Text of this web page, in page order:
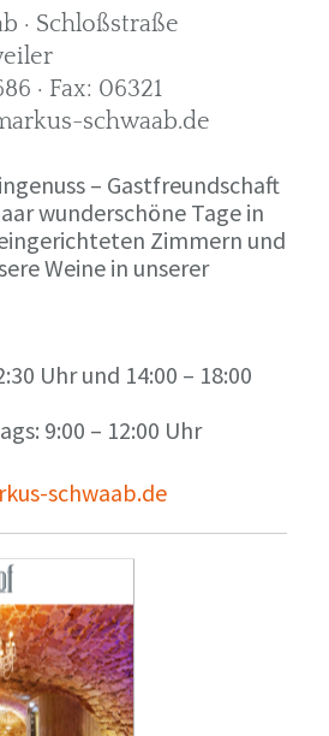
· Schloßstraße
· Fax: 06321
schwaab.de
– Gastfreundschaft
wunderschöne Tage in
Zimmern und
Weine in unserer
Uhr und 14:00 – 18:00
9:00 – 12:00 Uhr
schwaab.de